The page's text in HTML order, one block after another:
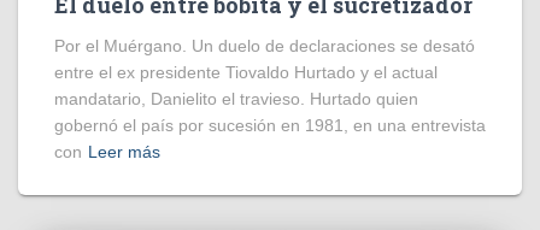
Por el Muérgano. Un duelo de declaraciones se desató
entre el ex presidente Tiovaldo Hurtado y el actual
mandatario, Danielito el travieso. Hurtado quien
gobernó el país por sucesión en 1981, en una entrevista
con Leer más